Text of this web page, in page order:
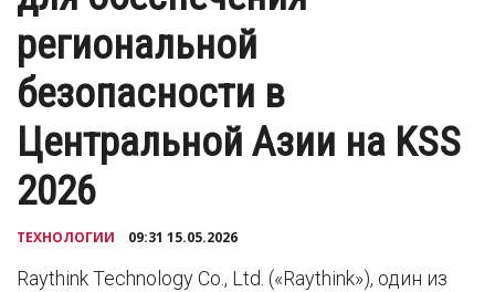
региональной
безопасности в
Центральной Азии на KSS
2026
ТЕХНОЛОГИИ 09:31 15.05.2026
Raythink Technology Co., Ltd. («Raythink»), один из